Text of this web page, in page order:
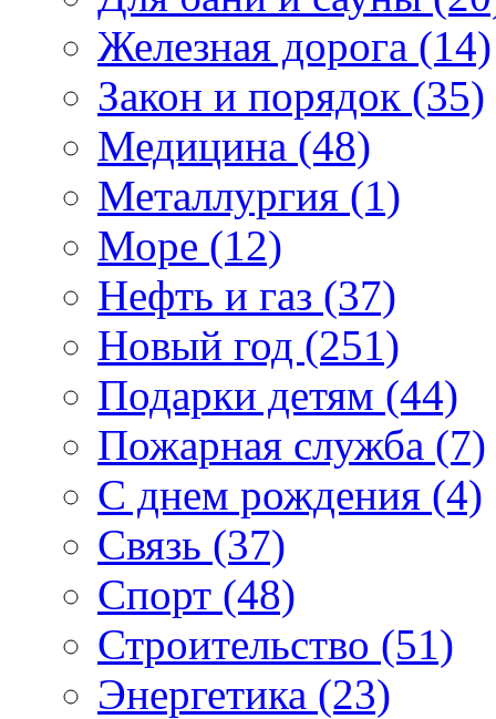
Железная дорога (14)
Закон и порядок (35)
Медицина (48)
Металлургия (1)
Море (12)
Нефть и газ (37)
Новый год (251)
Подарки детям (44)
Пожарная служба (7)
С днем рождения (4)
Связь (37)
Спорт (48)
Строительство (51)
Энергетика (23)